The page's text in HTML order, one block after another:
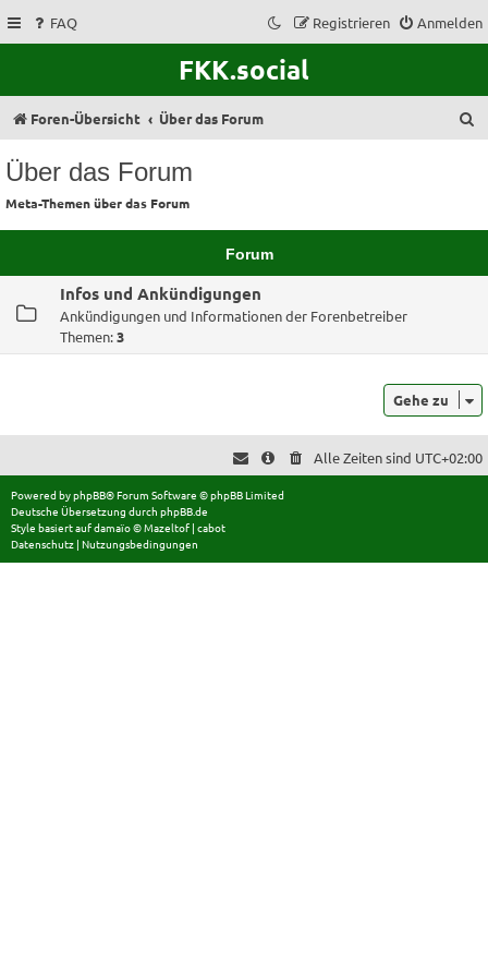
FAQ Anmelden
Registrieren
FKK.social
Foren-Übersicht Über das Forum
Über das Forum
Meta-Themen über das Forum
Forum
Infos und Ankündigungen
Ankündigungen und Informationen der Forenbetreiber
Themen:3
Gehe zu
Alle Zeiten sind UTC+02:00
Powered byphpBB® Forum Software © phpBB Limited
Deutsche Übersetzung durch phpBB.de
Style basiert aufdamaïo ©Mazeltof | cabot
Datenschutz | Nutzungsbedingungen